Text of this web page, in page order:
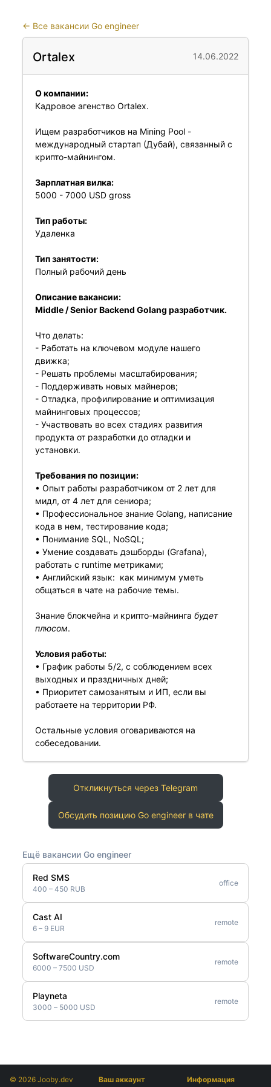
← Все вакансии Go engineer
Ortalex 14.06.2022
О компании:
Кадровое агенство Ortalex.
Ищем разработчиков на Mining Pool -
международный стартап (Дубай), связанный с
крипто-майнингом.
Зарплатная вилка:
5000 - 7000 USD gross
Тип работы:
Удаленка
Тип занятости:
Полный рабочий день
Описание вакансии:
Middle / Senior Backend Golang разработчик.
Что делать:
- Работать на ключевом модуле нашего
движка;
- Решать проблемы масштабирования;
- Поддерживать новых майнеров;
- Отладка, профилирование и оптимизация
майнинговых процессов;
- Участвовать во всех стадиях развития
продукта от разработки до отладки и
установки.
Требования по позиции:
• Опыт работы разработчиком от 2 лет для
мидл, от 4 лет для сениора;
• Профессиональное знание Golang, написание
кода в нем, тестирование кода;
• Понимание SQL, NoSQL;
• Умение создавать дэшборды (Grafana),
работать с runtime метриками;
• Английский язык: как минимум уметь
общаться в чате на рабочие темы.
Знание блокчейна и крипто-майнинга будет
плюсом.
Условия работы:
• График работы 5/2, с соблюдением всех
выходных и праздничных дней;
• Приоритет самозанятым и ИП, если вы
работаете на территории РФ.
Остальные условия оговариваются на
собеседовании.
Откликнуться через Telegram
Обсудить позицию Go engineer в чате
Ещё вакансии Go engineer
Red SMS
400 – 450 RUB
office
Cast AI
6 – 9 EUR
remote
SoftwareCountry.com
6000 – 7500 USD
remote
Playneta
3000 – 5000 USD
remote
© 2026 Jooby.dev Ваш аккаунт Информация